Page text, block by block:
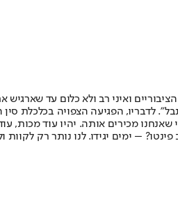
ואיני רב ולא כלום עד שארגיש
לדבריו, הפגיעה הצפויה בכלכלת
מכירים אותה. יהיו עוד מכות,
– ימים יגידו. לנו נותר רק לקוות